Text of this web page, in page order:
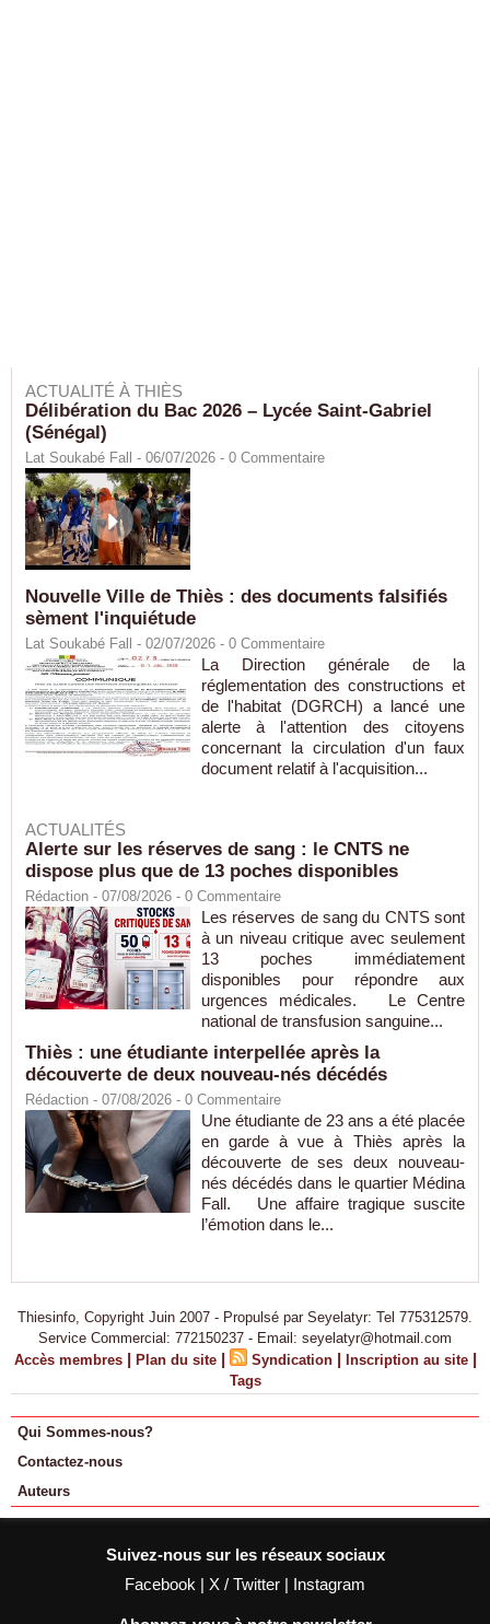
ACTUALITÉ À THIÈS
Délibération du Bac 2026 – Lycée Saint-Gabriel
(Sénégal)
Lat Soukabé Fall - 06/07/2026 - 0 Commentaire
Nouvelle Ville de Thiès : des documents falsifiés
sèment l'inquiétude
Lat Soukabé Fall - 02/07/2026 - 0 Commentaire
La Direction générale de la
réglementation des constructions et
de l'habitat (DGRCH) a lancé une
alerte à l'attention des citoyens
concernant la circulation d'un faux
document relatif à l'acquisition...
ACTUALITÉS
Alerte sur les réserves de sang : le CNTS ne
dispose plus que de 13 poches disponibles
Rédaction - 07/08/2026 - 0 Commentaire
Les réserves de sang du CNTS sont
à un niveau critique avec seulement
13 poches immédiatement
disponibles pour répondre aux
urgences médicales. Le Centre
national de transfusion sanguine...
Thiès : une étudiante interpellée après la
découverte de deux nouveau-nés décédés
Rédaction - 07/08/2026 - 0 Commentaire
Une étudiante de 23 ans a été placée
en garde à vue à Thiès après la
découverte de ses deux nouveau-
nés décédés dans le quartier Médina
Fall. Une affaire tragique suscite
l’émotion dans le...
Thiesinfo, Copyright Juin 2007 - Propulsé par Seyelatyr: Tel 775312579.
Service Commercial: 772150237 - Email: seyelatyr@hotmail.com
Accès membres | Plan du site | Syndication | Inscription au site |
Tags
Qui Sommes-nous?
Contactez-nous
Auteurs
Suivez-nous sur les réseaux sociaux
Facebook | X / Twitter | Instagram